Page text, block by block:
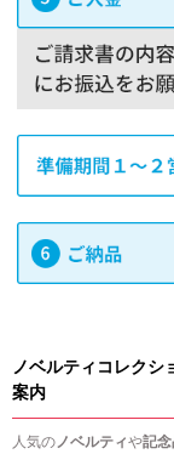
ノベルティコレクシ
案内
人気のノベルティや記